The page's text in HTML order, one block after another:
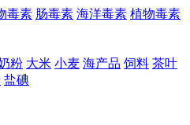
毒素 肠毒素 海洋毒素 植物毒素
粉 大米 小麦 海产品 饲料 茶叶
盐碘